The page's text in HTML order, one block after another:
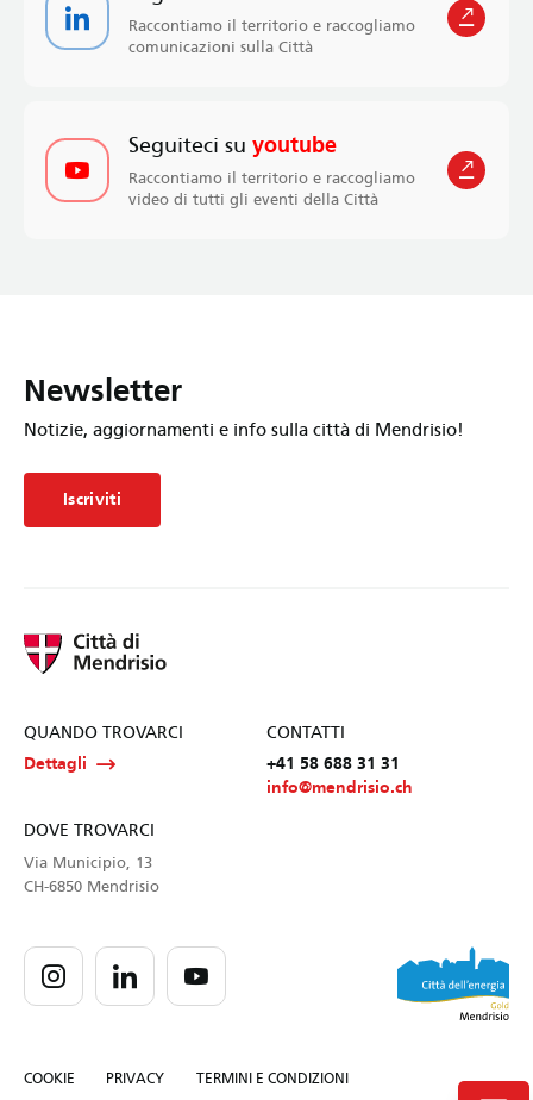
Raccontiamo il territorio e raccogliamo
comunicazioni sulla Città
Seguiteci suyoutube
Raccontiamo il territorio e raccogliamo
video di tutti gli eventi della Città
Newsletter
Notizie, aggiornamenti e info sulla città di Mendrisio!
Iscriviti
QUANDO TROVARCI
Dettagli
CONTATTI
+41 58 688 31 31
info@mendrisio.ch
DOVE TROVARCI
Via Municipio, 13
CH-6850 Mendrisio
COOKIE PRIVACY TERMINI E CONDIZIONI